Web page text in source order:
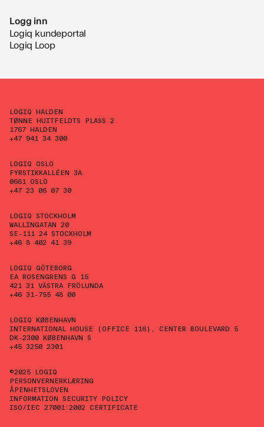
Logg inn
Logiq kundeportal
Logiq Loop
LOGIQ HALDEN
TØNNE HUITFELDTS PLASS 2
1767 HALDEN
+47 941 34 300
LOGIQ OSLO
FYRSTIKKALLÉEN 3A
0661 OSLO
+47 23 06 07 30
LOGIQ STOCKHOLM
WALLINGATAN 20
SE-111 24 STOCKHOLM
+46 8 402 41 39
LOGIQ GÖTEBORG
EA ROSENGRENS G 15
421 31 VÄSTRA FRÖLUNDA
+46 31-755 48 00
LOGIQ KØBENHAVN
INTERNATIONAL HOUSE (OFFICE 116), CENTER BOULEVARD 5
DK-2300 KØBENHAVN S
+45 3250 2301
©2025 LOGIQ
PERSONVERNERKLÆRING
ÅPENHETSLOVEN
INFORMATION SECURITY POLICY
ISO/IEC 27001:2002 CERTIFICATE